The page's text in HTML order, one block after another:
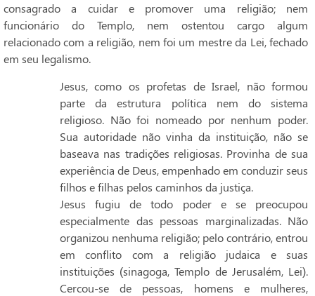
consagrado a cuidar e promover uma religião; nem
funcionário do Templo, nem ostentou cargo algum
relacionado com a religião, nem foi um mestre da Lei, fechado
em seu legalismo.
Jesus, como os profetas de Israel, não formou
parte da estrutura política nem do sistema
religioso. Não foi nomeado por nenhum poder.
Sua autoridade não vinha da instituição, não se
baseava nas tradições religiosas. Provinha de sua
experiência de Deus, empenhado em conduzir seus
filhos e filhas pelos caminhos da justiça.
Jesus fugiu de todo poder e se preocupou
especialmente das pessoas marginalizadas. Não
organizou nenhuma religião; pelo contrário, entrou
em conflito com a religião judaica e suas
instituições (sinagoga, Templo de Jerusalém, Lei).
Cercou-se de pessoas, homens e mulheres,